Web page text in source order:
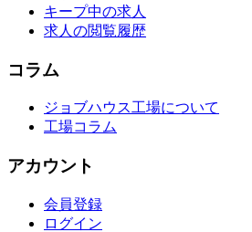
キープ中の求人
求人の閲覧履歴
コラム
ジョブハウス工場について
工場コラム
アカウント
会員登録
ログイン